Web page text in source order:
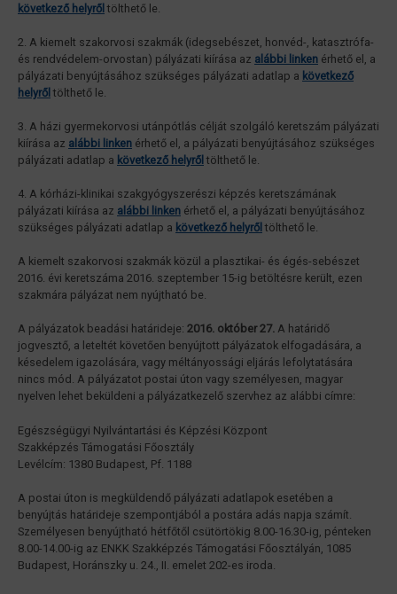
következő helyről tölthető le.
2. A kiemelt szakorvosi szakmák (idegsebészet, honvéd-, katasztrófa-
és rendvédelem-orvostan) pályázati kiírása az alábbi linken érhető el, a
pályázati benyújtásához szükséges pályázati adatlap a következő
helyről tölthető le.
3. A házi gyermekorvosi utánpótlás célját szolgáló keretszám pályázati
kiírása az alábbi linken érhető el, a pályázati benyújtásához szükséges
pályázati adatlap a következő helyről tölthető le.
4. A kórházi-klinikai szakgyógyszerészi képzés keretszámának
pályázati kiírása az alábbi linken érhető el, a pályázati benyújtásához
szükséges pályázati adatlap a következő helyről tölthető le.
A kiemelt szakorvosi szakmák közül a plasztikai- és égés-sebészet
2016. évi keretszáma 2016. szeptember 15-ig betöltésre került, ezen
szakmára pályázat nem nyújtható be.
A pályázatok beadási határideje: 2016. október 27. A határidő
jogvesztő, a leteltét követően benyújtott pályázatok elfogadására, a
késedelem igazolására, vagy méltányossági eljárás lefolytatására
nincs mód. A pályázatot postai úton vagy személyesen, magyar
nyelven lehet beküldeni a pályázatkezelő szervhez az alábbi címre:
Egészségügyi Nyilvántartási és Képzési Központ
Szakképzés Támogatási Főosztály
Levélcím: 1380 Budapest, Pf. 1188
A postai úton is megküldendő pályázati adatlapok esetében a
benyújtás határideje szempontjából a postára adás napja számít.
Személyesen benyújtható hétfőtől csütörtökig 8.00-16.30-ig, pénteken
8.00-14.00-ig az ENKK Szakképzés Támogatási Főosztályán, 1085
Budapest, Horánszky u. 24., II. emelet 202-es iroda.